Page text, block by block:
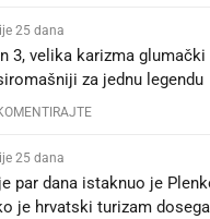
25 dana
3, velika karizma
za jednu legendu
25 dana
par dana istaknuo je
je hrvatski turizam